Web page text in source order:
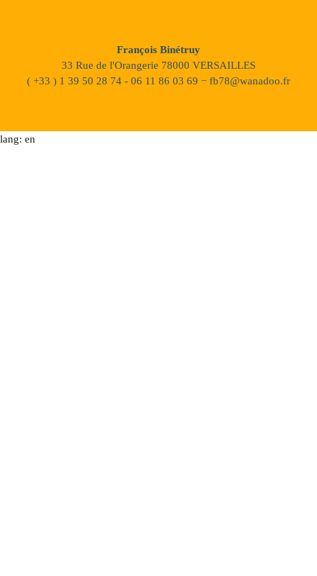
François Binétruy
33 Rue de l'Orangerie 78000 VERSAILLES
( +33 ) 1 39 50 28 74 - 06 11 86 03 69 − fb78@wanadoo.fr
lang: en